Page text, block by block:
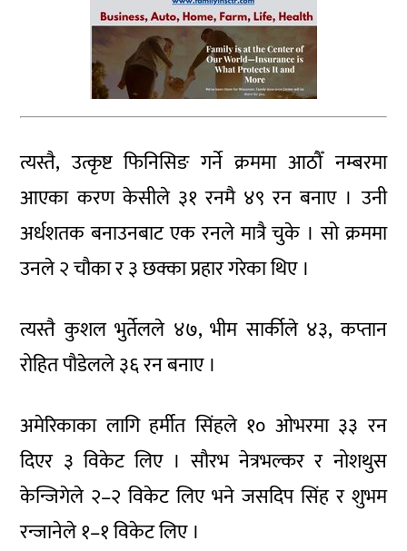
त्यस्तै, उत्कृष्ट फिनिसिङ गर्ने क्रममा आठौँ नम्बरमा
आएका करण केसीले ३१ रनमै ४९ रन बनाए । उनी
अर्धशतक बनाउनबाट एक रनले मात्रै चुके । सो क्रममा
उनले २ चौका र ३ छक्का प्रहार गरेका थिए ।
त्यस्तै कुशल भुर्तेलले ४७, भीम सार्कीले ४३, कप्तान
रोहित पौडेलले ३६ रन बनाए ।
अमेरिकाका लागि हर्मीत सिंहले १० ओभरमा ३३ रन
दिएर ३ विकेट लिए । सौरभ नेत्रभल्कर र नोशथुस
केन्जिगेले २–२ विकेट लिए भने जसदिप सिंह र शुभम
रन्जानेले १–१ विकेट लिए ।